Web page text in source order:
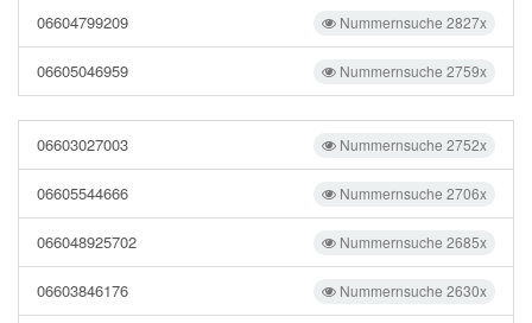
Nummernsuche 2827x
06604799209
Nummernsuche 2759x
06605046959
Nummernsuche 2752x
06603027003
Nummernsuche 2706x
06605544666
Nummernsuche 2685x
066048925702
Nummernsuche 2630x
06603846176